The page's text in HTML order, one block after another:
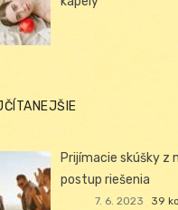
Prijímacie skúšky z
postup riešenia
7. 6. 2023 39